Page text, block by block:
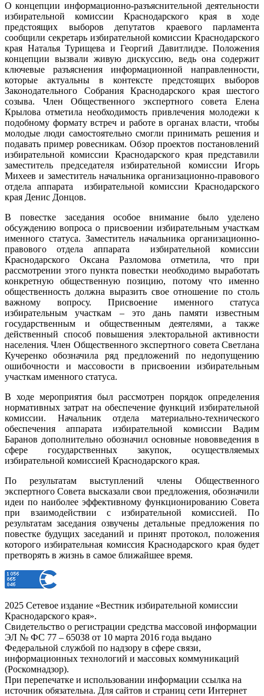
О концепции информационно-разъяснительной деятельности
избирательной комиссии Краснодарского края в ходе
предстоящих выборов депутатов краевого парламента
сообщили секретарь избирательной комиссии Краснодарского
края Наталья Турищева и Георгий Давитлидзе. Положения
концепции вызвали живую дискуссию, ведь она содержит
ключевые разъяснения информационной направленности,
которые актуальны в контексте предстоящих выборов
Законодательного Собрания Краснодарского края шестого
созыва. Член Общественного экспертного совета Елена
Крылова отметила необходимость привлечения молодежи к
подобному формату встреч и работе в органах власти, чтобы
молодые люди самостоятельно смогли принимать решения и
подавать пример ровесникам. Обзор проектов постановлений
избирательной комиссии Краснодарского края представили
заместитель председателя избирательной комиссии Игорь
Михеев и заместитель начальника организационно-правового
отдела аппарата избирательной комиссии Краснодарского
края Денис Донцов.
В повестке заседания особое внимание было уделено
обсуждению вопроса о присвоении избирательным участкам
именного статуса. Заместитель начальника организационно-
правового отдела аппарата избирательной комиссии
Краснодарского Оксана Разломова отметила, что при
рассмотрении этого пункта повестки необходимо выработать
конкретную общественную позицию, потому что именно
общественность должна выразить свое отношение по столь
важному вопросу. Присвоение именного статуса
избирательным участкам – это дань памяти известным
государственным и общественным деятелями, а также
действенный способ повышения электоральной активности
населения. Член Общественного экспертного совета Светлана
Кучеренко обозначила ряд предложений по недопущению
ошибочности и массовости в присвоении избирательным
участкам именного статуса.
В ходе мероприятия был рассмотрен порядок определения
нормативных затрат на обеспечение функций избирательной
комиссии. Начальник отдела материально-технического
обеспечения аппарата избирательной комиссии Вадим
Баранов дополнительно обозначил основные нововведения в
сфере государственных закупок, осуществляемых
избирательной комиссией Краснодарского края.
По результатам выступлений члены Общественного
экспертного Совета высказали свои предложения, обозначили
идеи по наиболее эффективному функционированию Совета
при взаимодействии с избирательной комиссией. По
результатам заседания озвучены детальные предложения по
повестке будущих заседаний и принят протокол, положения
которого избирательная комиссия Краснодарского края будет
претворять в жизнь в самое ближайшее время.
2025 Сетевое издание «Вестник избирательной комиссии
Краснодарского края».
Свидетельство о регистрации средства массовой информации
ЭЛ № ФС 77 – 65038 от 10 марта 2016 года выдано
Федеральной службой по надзору в сфере связи,
информационных технологий и массовых коммуникаций
(Роскомнадзор).
При перепечатке и использовании информации ссылка на
источник обязательна. Для сайтов и страниц сети Интернет